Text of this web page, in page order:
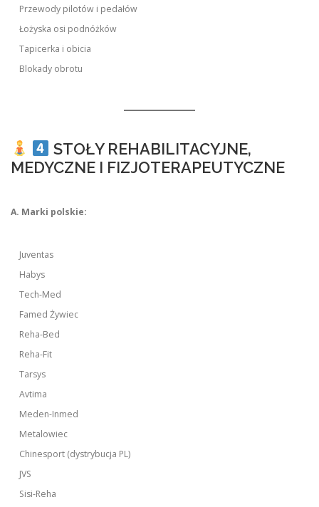
Przewody pilotów i pedałów
Łożyska osi podnóżków
Tapicerka i obicia
Blokady obrotu
STOŁY REHABILITACYJNE,
MEDYCZNE I FIZJOTERAPEUTYCZNE
A. Marki polskie:
Juventas
Habys
Tech-Med
Famed Żywiec
Reha-Bed
Reha-Fit
Tarsys
Avtima
Meden-Inmed
Metalowiec
Chinesport (dystrybucja PL)
JVS
Sisi-Reha